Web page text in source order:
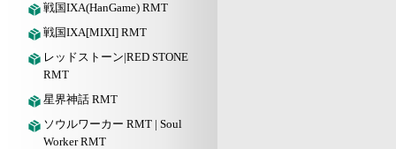
戦国IXA(HanGame) RMT
戦国IXA[MIXI] RMT
レッドストーン|RED STONE
RMT
星界神話 RMT
ソウルワーカー RMT | Soul
Worker RMT